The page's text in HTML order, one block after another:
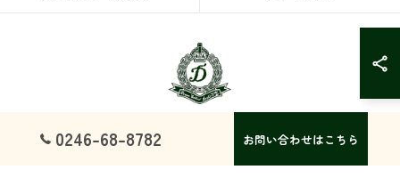
0246-68-8782 お問い合わせはこちら
© 2026 福島県いわき市の塾ならドリームスクール ALL RIGHTS RESERVED.